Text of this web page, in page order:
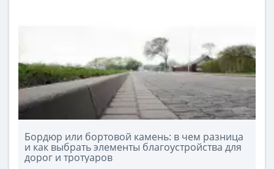
Бордюр или бортовой камень: в чем разница
и как выбрать элементы благоустройства для
дорог и тротуаров